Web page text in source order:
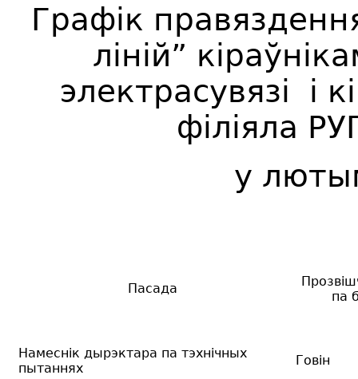
Графік
ліній”
электрасувязі і
філіяла
у
Пасада
па
Намеснік дырэктара па тэхнічных
пытаннях
Говін